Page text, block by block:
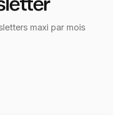
maxi par mois